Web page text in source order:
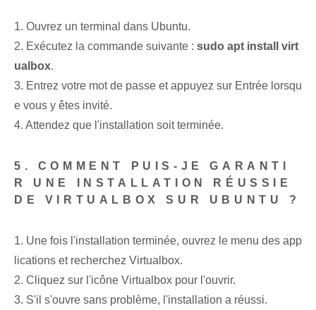
1. Ouvrez un terminal dans Ubuntu.
2. Exécutez la commande suivante : sudo apt install virt
ualbox.
3. Entrez votre mot de passe et appuyez sur Entrée lorsqu
e vous y êtes invité.
4. Attendez que l'installation soit terminée.
5. COMMENT PUIS-JE GARANTI
R UNE INSTALLATION RÉUSSIE
DE VIRTUALBOX SUR UBUNTU ?
1. Une fois l'installation terminée, ouvrez le menu des app
lications et recherchez Virtualbox.
2. Cliquez sur l'icône Virtualbox pour l'ouvrir.
3. S'il s'ouvre sans problème, l'installation a réussi.